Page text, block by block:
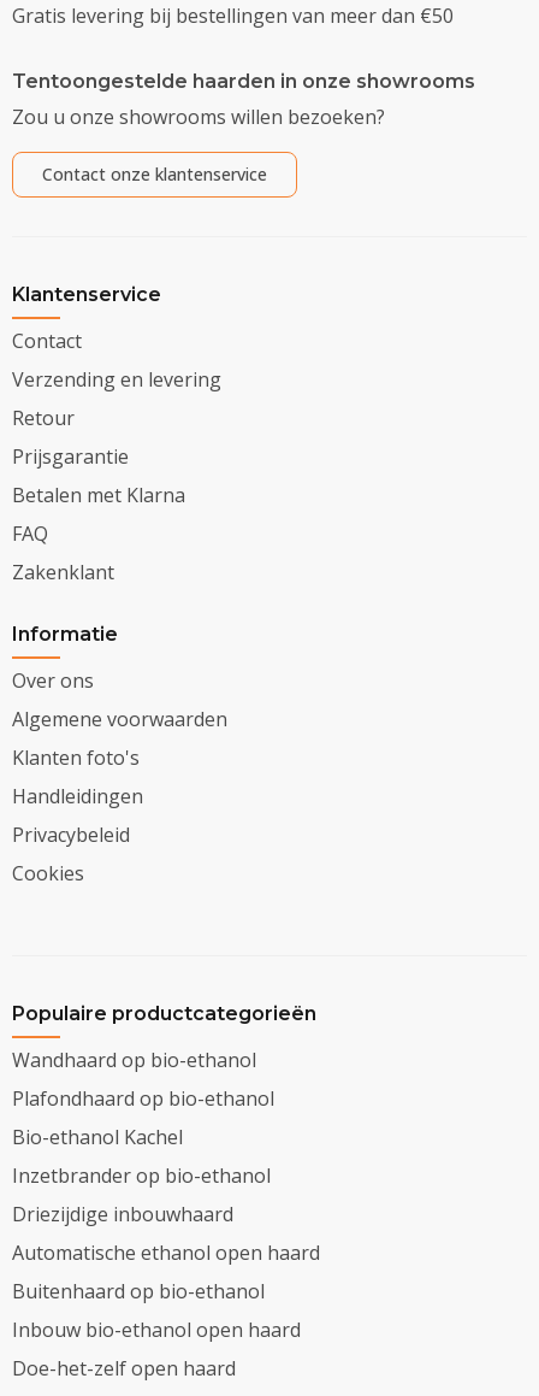
Gratis levering bij bestellingen van meer dan €50
Tentoongestelde haarden in onze showrooms
Zou u onze showrooms willen bezoeken?
Contact onze klantenservice
Klantenservice
Contact
Verzending en levering
Retour
Prijsgarantie
Betalen met Klarna
FAQ
Zakenklant
Informatie
Over ons
Algemene voorwaarden
Klanten foto's
Handleidingen
Privacybeleid
Cookies
Populaire productcategorieën
Wandhaard op bio-ethanol
Plafondhaard op bio-ethanol
Bio-ethanol Kachel
Inzetbrander op bio-ethanol
Driezijdige inbouwhaard
Automatische ethanol open haard
Buitenhaard op bio-ethanol
Inbouw bio-ethanol open haard
Doe-het-zelf open haard